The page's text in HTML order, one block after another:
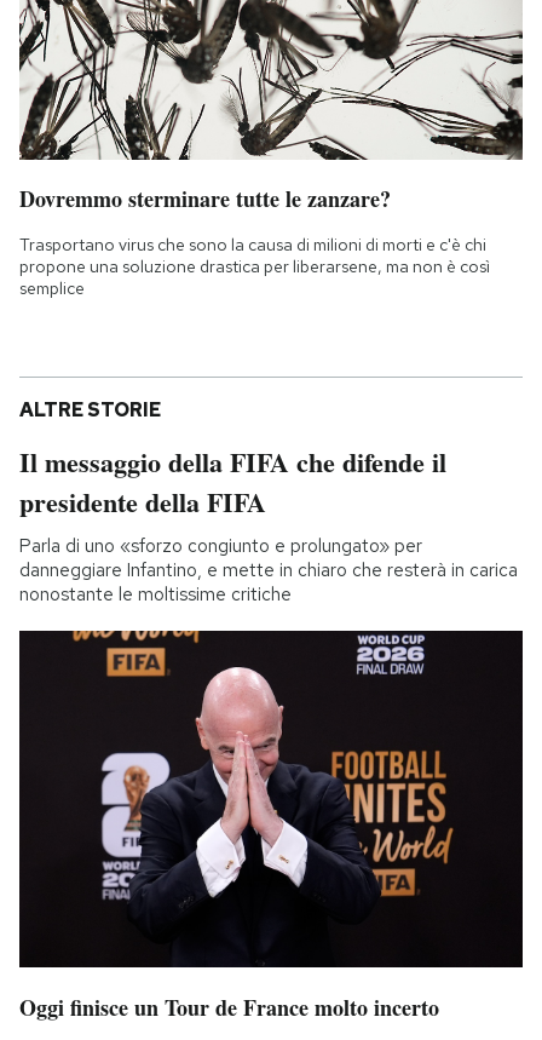
Dovremmo sterminare tutte le zanzare?
Trasportano virus che sono la causa di milioni di morti e c'è chi
propone una soluzione drastica per liberarsene, ma non è così
semplice
ALTRE STORIE
Il messaggio della FIFA che difende il
presidente della FIFA
Parla di uno «sforzo congiunto e prolungato» per
danneggiare Infantino, e mette in chiaro che resterà in carica
nonostante le moltissime critiche
Oggi finisce un Tour de France molto incerto